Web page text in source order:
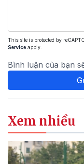
This site is protected by
Service apply.
Bình luận của bạn
Xem nhiều